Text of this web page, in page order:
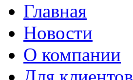
Главная
Новости
О компании